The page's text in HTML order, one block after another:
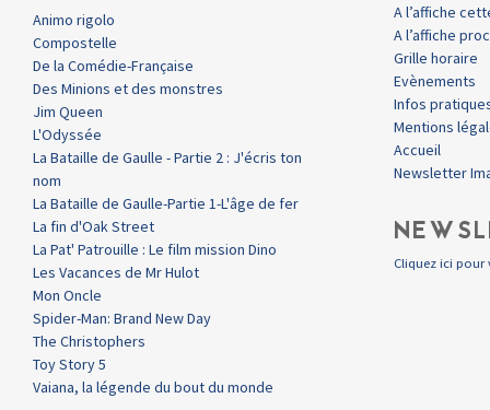
Animo rigolo
Compostelle
De la Comédie-Française
Des Minions et des monstres
Jim Queen
L'Odyssée
La Bataille de Gaulle - Partie 2 : J'écris ton
nom
La Bataille de Gaulle-Partie 1-L'âge de fer
La fin d'Oak Street
La Pat' Patrouille : Le film mission Dino
Les Vacances de Mr Hulot
Mon Oncle
Spider-Man: Brand New Day
The Christophers
Toy Story 5
Vaiana, la légende du bout du monde
A l’affiche
A l’affiche
Grille horaire
Evènements
Infos
Mentions
Accueil
Newsletter
Cliquez ici pour